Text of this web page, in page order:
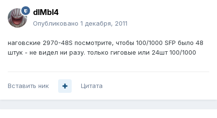
dIMbI4
Опубликовано 1 декабря, 2011
наговские 2970-48S посмотрите, чтобы 100/1000 SFP было 48
штук - не видел ни разу. только гиговые или 24шт 100/1000
Вставить ник Цитата